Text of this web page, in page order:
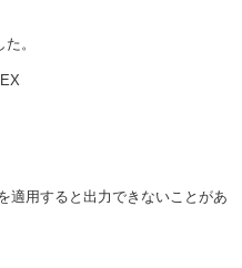
。
適用すると出力できないことがあ